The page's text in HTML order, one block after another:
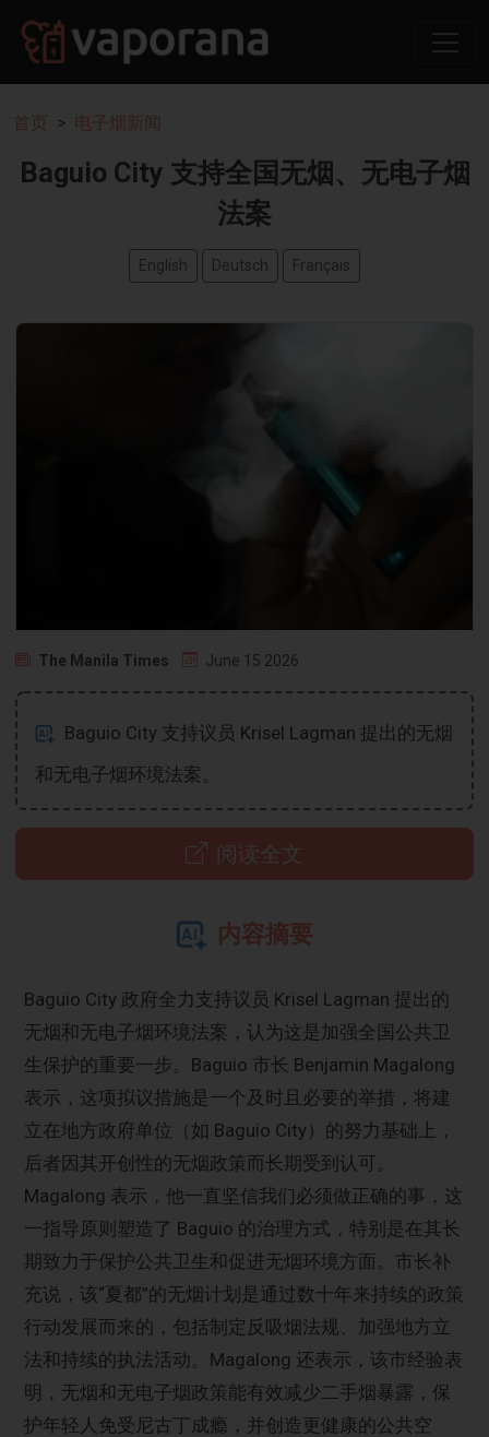
首页 电子烟新闻
Baguio City 支持全国无烟、无电子烟
法案
English Deutsch Français
The Manila Times June 15 2026
Baguio City 支持议员 Krisel Lagman 提出的无烟
和无电子烟环境法案。
阅读全文
内容摘要
Baguio City 政府全力支持议员 Krisel Lagman 提出的
无烟和无电子烟环境法案，认为这是加强全国公共卫
生保护的重要一步。Baguio 市长 Benjamin Magalong
表示，这项拟议措施是一个及时且必要的举措，将建
立在地方政府单位（如 Baguio City）的努力基础上，
后者因其开创性的无烟政策而长期受到认可。
Magalong 表示，他一直坚信我们必须做正确的事，这
一指导原则塑造了 Baguio 的治理方式，特别是在其长
期致力于保护公共卫生和促进无烟环境方面。市长补
充说，该“夏都”的无烟计划是通过数十年来持续的政策
行动发展而来的，包括制定反吸烟法规、加强地方立
法和持续的执法活动。Magalong 还表示，该市经验表
明，无烟和无电子烟政策能有效减少二手烟暴露，保
护年轻人免受尼古丁成瘾，并创造更健康的公共空